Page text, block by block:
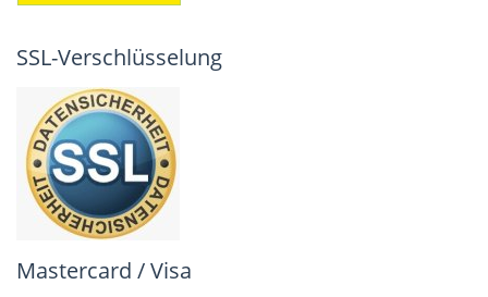
SSL-Verschlüsselung
Mastercard / Visa